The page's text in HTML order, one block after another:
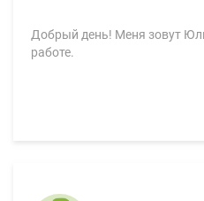
Добрый день! Меня зовут
работе.